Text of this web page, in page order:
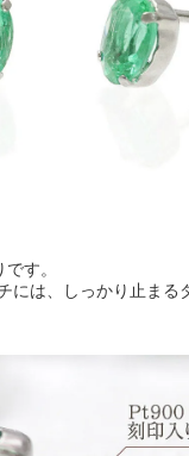
す。
には、しっかり止まる